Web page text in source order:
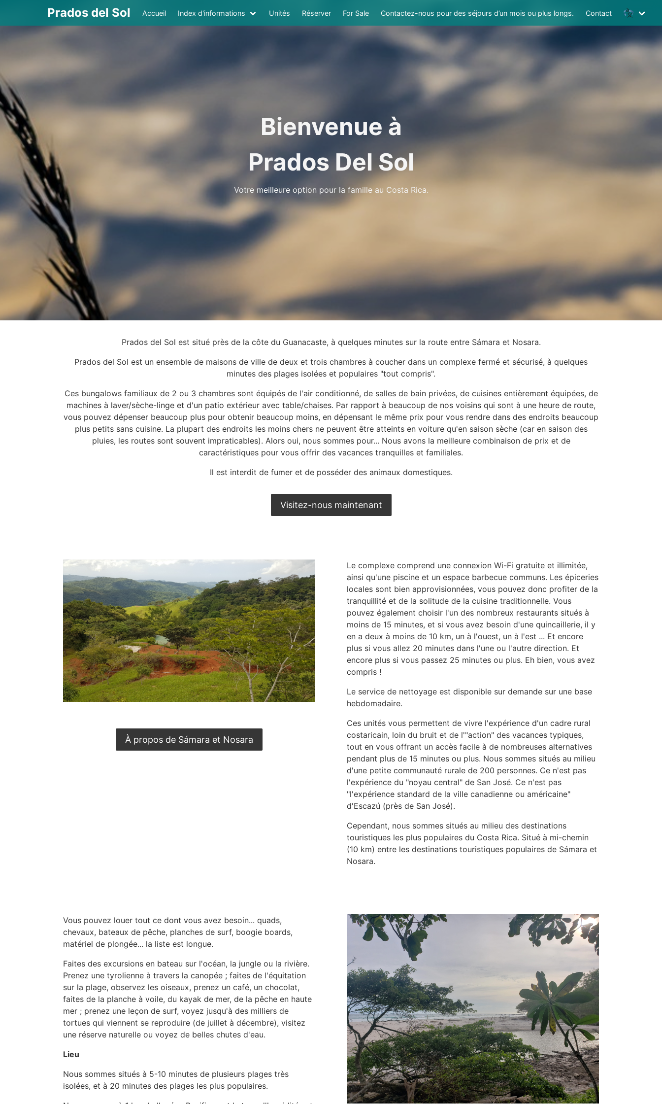
Prados del Sol Accueil Index d'informations Unités Réserver For Sale Contactez-nous pour des séjours d’un mois ou plus longs. Contact
Bienvenue à
Prados Del Sol
Votre meilleure option pour la famille au Costa Rica.
Prados del Sol est situé près de la côte du Guanacaste, à quelques minutes sur la route entre Sámara et Nosara.
Prados del Sol est un ensemble de maisons de ville de deux et trois chambres à coucher dans un complexe fermé et sécurisé, à quelques
minutes des plages isolées et populaires "tout compris".
Ces bungalows familiaux de 2 ou 3 chambres sont équipés de l'air conditionné, de salles de bain privées, de cuisines entièrement équipées, de
machines à laver/sèche-linge et d'un patio extérieur avec table/chaises. Par rapport à beaucoup de nos voisins qui sont à une heure de route,
vous pouvez dépenser beaucoup plus pour obtenir beaucoup moins, en dépensant le même prix pour vous rendre dans des endroits beaucoup
plus petits sans cuisine. La plupart des endroits les moins chers ne peuvent être atteints en voiture qu'en saison sèche (car en saison des
pluies, les routes sont souvent impraticables). Alors oui, nous sommes pour... Nous avons la meilleure combinaison de prix et de
caractéristiques pour vous offrir des vacances tranquilles et familiales.
Il est interdit de fumer et de posséder des animaux domestiques.
Visitez-nous maintenant
À propos de Sámara et Nosara
Le complexe comprend une connexion Wi-Fi gratuite et illimitée,
ainsi qu'une piscine et un espace barbecue communs. Les épiceries
locales sont bien approvisionnées, vous pouvez donc profiter de la
tranquillité et de la solitude de la cuisine traditionnelle. Vous
pouvez également choisir l'un des nombreux restaurants situés à
moins de 15 minutes, et si vous avez besoin d'une quincaillerie, il y
en a deux à moins de 10 km, un à l'ouest, un à l'est ... Et encore
plus si vous allez 20 minutes dans l'une ou l'autre direction. Et
encore plus si vous passez 25 minutes ou plus. Eh bien, vous avez
compris !
Le service de nettoyage est disponible sur demande sur une base
hebdomadaire.
Ces unités vous permettent de vivre l'expérience d'un cadre rural
costaricain, loin du bruit et de l'"action" des vacances typiques,
tout en vous offrant un accès facile à de nombreuses alternatives
pendant plus de 15 minutes ou plus. Nous sommes situés au milieu
d'une petite communauté rurale de 200 personnes. Ce n'est pas
l'expérience du "noyau central" de San José. Ce n'est pas
"l'expérience standard de la ville canadienne ou américaine"
d'Escazú (près de San José).
Cependant, nous sommes situés au milieu des destinations
touristiques les plus populaires du Costa Rica. Situé à mi-chemin
(10 km) entre les destinations touristiques populaires de Sámara et
Nosara.
Vous pouvez louer tout ce dont vous avez besoin... quads,
chevaux, bateaux de pêche, planches de surf, boogie boards,
matériel de plongée... la liste est longue.
Faites des excursions en bateau sur l'océan, la jungle ou la rivière.
Prenez une tyrolienne à travers la canopée ; faites de l'équitation
sur la plage, observez les oiseaux, prenez un café, un chocolat,
faites de la planche à voile, du kayak de mer, de la pêche en haute
mer ; prenez une leçon de surf, voyez jusqu'à des milliers de
tortues qui viennent se reproduire (de juillet à décembre), visitez
une réserve naturelle ou voyez de belles chutes d'eau.
Lieu
Nous sommes situés à 5-10 minutes de plusieurs plages très
isolées, et à 20 minutes des plages les plus populaires.